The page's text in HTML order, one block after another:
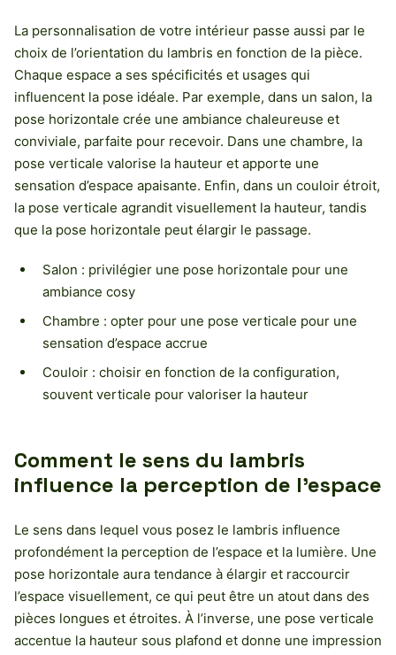
La personnalisation de votre intérieur passe aussi par le
choix de l’orientation du lambris en fonction de la pièce.
Chaque espace a ses spécificités et usages qui
influencent la pose idéale. Par exemple, dans un salon, la
pose horizontale crée une ambiance chaleureuse et
conviviale, parfaite pour recevoir. Dans une chambre, la
pose verticale valorise la hauteur et apporte une
sensation d’espace apaisante. Enfin, dans un couloir étroit,
la pose verticale agrandit visuellement la hauteur, tandis
que la pose horizontale peut élargir le passage.
Salon : privilégier une pose horizontale pour une
ambiance cosy
Chambre : opter pour une pose verticale pour une
sensation d’espace accrue
Couloir : choisir en fonction de la configuration,
souvent verticale pour valoriser la hauteur
Comment le sens du lambris
influence la perception de l’espace
Le sens dans lequel vous posez le lambris influence
profondément la perception de l’espace et la lumière. Une
pose horizontale aura tendance à élargir et raccourcir
l’espace visuellement, ce qui peut être un atout dans des
pièces longues et étroites. À l’inverse, une pose verticale
accentue la hauteur sous plafond et donne une impression